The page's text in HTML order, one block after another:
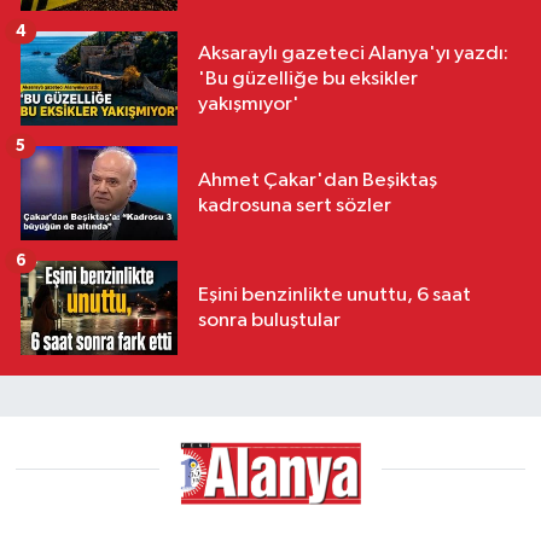
Aksaraylı gazeteci Alanya'yı yazdı:
'Bu güzelliğe bu eksikler
yakışmıyor'
4
Ahmet Çakar'dan Beşiktaş
kadrosuna sert sözler
5
Eşini benzinlikte unuttu, 6 saat
sonra buluştular
6